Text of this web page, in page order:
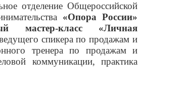
отделение Общероссийской
«Опора России»
мастер-класс «Личная
спикера по продажам и
тренера по продажам и
коммуникации, практика